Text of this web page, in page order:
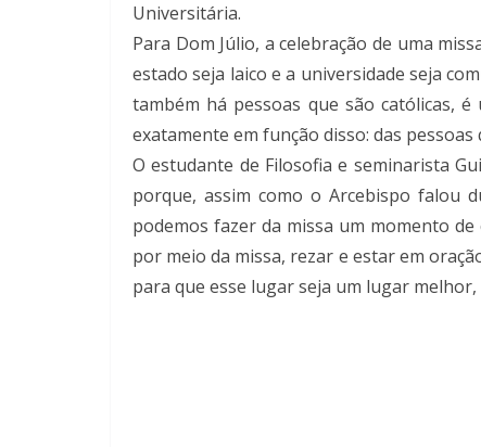
Universitária.
Para Dom Júlio, a celebração de uma
estado seja laico e a universidade seja
também há pessoas que são católicas,
exatamente em função disso: das
O estudante de Filosofia e seminarista
porque, assim como o Arcebispo falou
podemos fazer da missa um momento
por meio da missa, rezar e estar em
para que esse lugar seja um lugar